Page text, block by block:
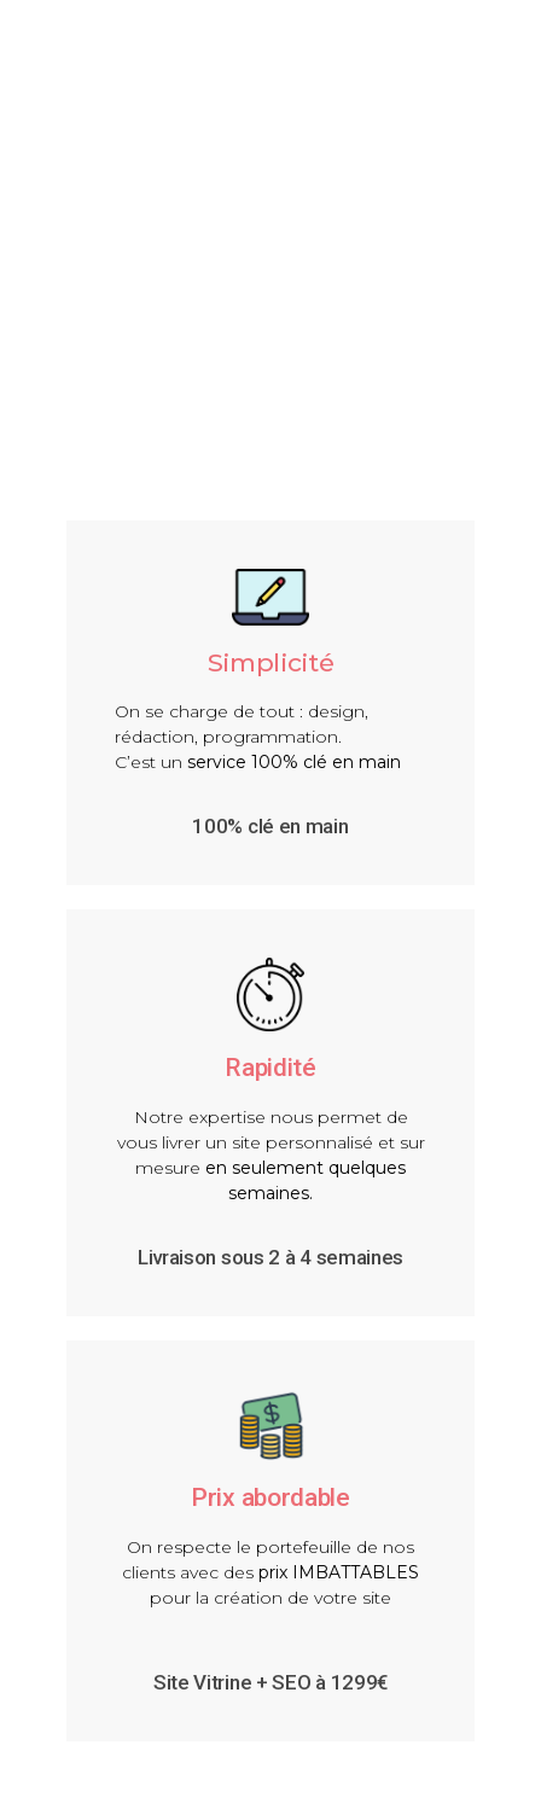
Simplicité
On se charge de tout : design,
rédaction, programmation.
C’est un service 100% clé en main
100% clé en main
Rapidité
Notre expertise nous permet de
vous livrer un site personnalisé et sur
mesure en seulement quelques
semaines.
Livraison sous 2 à 4 semaines​
Prix abordable
On respecte le portefeuille de nos
clients avec des prix IMBATTABLES
pour la création de votre site
Site Vitrine + SEO à 1299€